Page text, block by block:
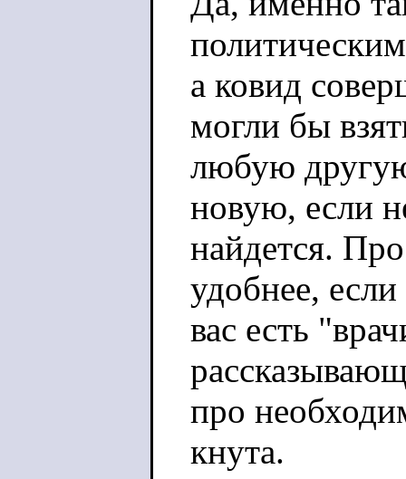
а ковид
могли бы
любую
новую, если
найдется.
удобнее, если
вас есть
про
кнута.